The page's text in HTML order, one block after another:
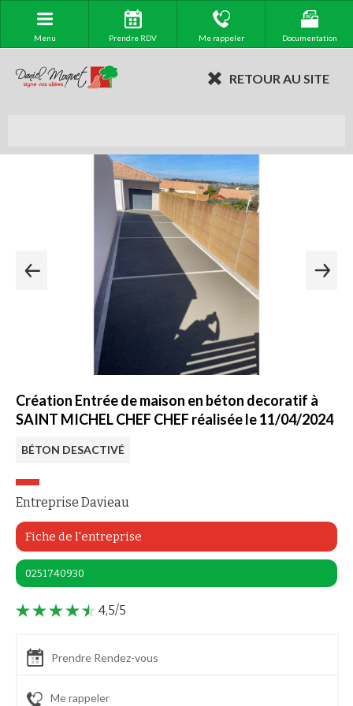
Menu Prendre RDV Me rappeler Documentation
RETOUR AU SITE
Création Entrée de maison en béton decoratif à
SAINT MICHEL CHEF CHEF réalisée le 11/04/2024
BÉTON DESACTIVÉ
Entreprise Davieau
Fiche de l'entreprise
0251740930
4,5/5
Prendre Rendez-vous
Me rappeler